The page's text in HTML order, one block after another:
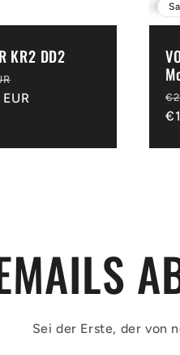
KR2 DD2
Sei der Erste, der von